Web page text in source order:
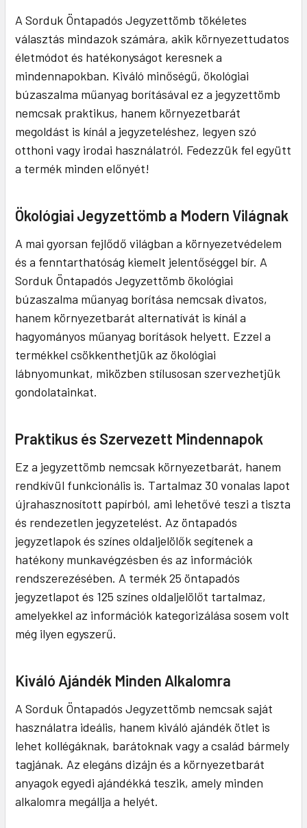
A Sorduk Öntapadós Jegyzettömb tökéletes
választás mindazok számára, akik környezettudatos
életmódot és hatékonyságot keresnek a
mindennapokban. Kiváló minőségű, ökológiai
búzaszalma műanyag borításával ez a jegyzettömb
nemcsak praktikus, hanem környezetbarát
megoldást is kínál a jegyzeteléshez, legyen szó
otthoni vagy irodai használatról. Fedezzük fel együtt
a termék minden előnyét!
Ökológiai Jegyzettömb a Modern Világnak
A mai gyorsan fejlődő világban a környezetvédelem
és a fenntarthatóság kiemelt jelentőséggel bír. A
Sorduk Öntapadós Jegyzettömb ökológiai
búzaszalma műanyag borítása nemcsak divatos,
hanem környezetbarát alternatívát is kínál a
hagyományos műanyag borítások helyett. Ezzel a
termékkel csökkenthetjük az ökológiai
lábnyomunkat, miközben stílusosan szervezhetjük
gondolatainkat.
Praktikus és Szervezett Mindennapok
Ez a jegyzettömb nemcsak környezetbarát, hanem
rendkívül funkcionális is. Tartalmaz 30 vonalas lapot
újrahasznosított papírból, ami lehetővé teszi a tiszta
és rendezetlen jegyzetelést. Az öntapadós
jegyzetlapok és színes oldaljelölők segítenek a
hatékony munkavégzésben és az információk
rendszerezésében. A termék 25 öntapadós
jegyzetlapot és 125 színes oldaljelölőt tartalmaz,
amelyekkel az információk kategorizálása sosem volt
még ilyen egyszerű.
Kiváló Ajándék Minden Alkalomra
A Sorduk Öntapadós Jegyzettömb nemcsak saját
használatra ideális, hanem kiváló ajándék ötlet is
lehet kollégáknak, barátoknak vagy a család bármely
tagjának. Az elegáns dizájn és a környezetbarát
anyagok egyedi ajándékká teszik, amely minden
alkalomra megállja a helyét.